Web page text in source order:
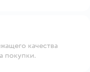
качества
покупки.